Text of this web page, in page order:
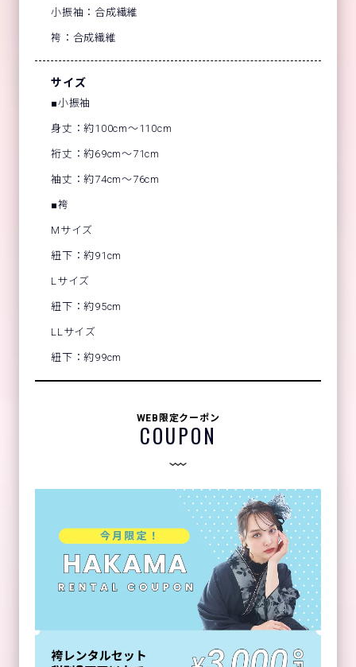
小振袖：合成繊維
袴：合成繊維
サイズ
■小振袖
身丈：約100cm～110cm
裄丈：約69cm～71cm
袖丈：約74cm～76cm
■袴
Mサイズ
紐下：約91cm
Lサイズ
紐下：約95cm
LLサイズ
紐下：約99cm
WEB限定クーポン
COUPON